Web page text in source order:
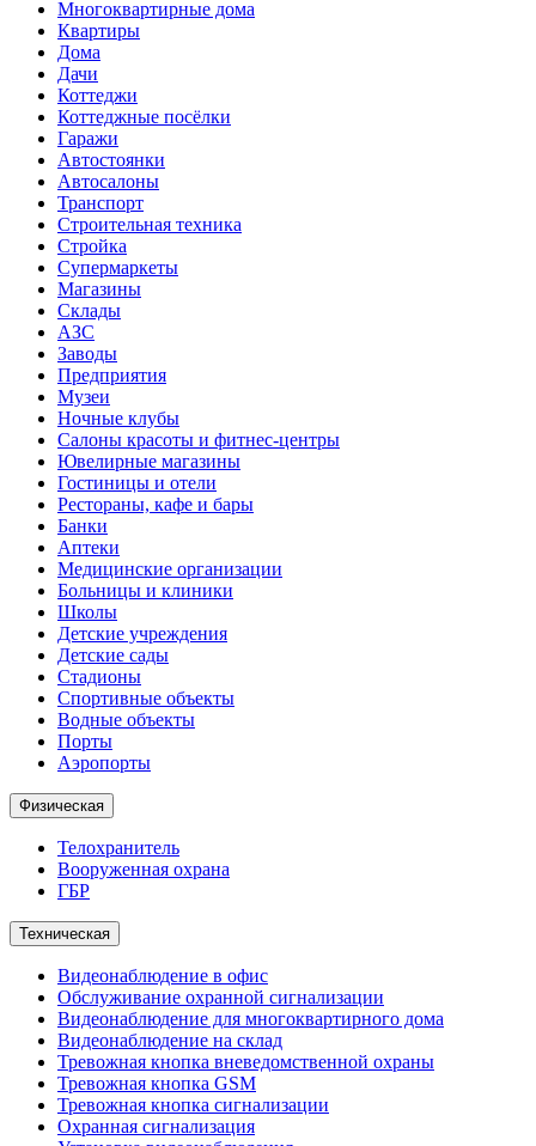
Многоквартирные дома
Квартиры
Дома
Дачи
Коттеджи
Коттеджные посёлки
Гаражи
Автостоянки
Автосалоны
Транспорт
Строительная техника
Стройка
Супермаркеты
Магазины
Склады
АЗС
Заводы
Предприятия
Музеи
Ночные клубы
Салоны красоты и фитнес-центры
Ювелирные магазины
Гостиницы и отели
Рестораны, кафе и бары
Банки
Аптеки
Медицинские организации
Больницы и клиники
Школы
Детские учреждения
Детские сады
Стадионы
Спортивные объекты
Водные объекты
Порты
Аэропорты
Физическая
Телохранитель
Вооруженная охрана
ГБР
Техническая
Видеонаблюдение в офис
Обслуживание охранной сигнализации
Видеонаблюдение для многоквартирного дома
Видеонаблюдение на склад
Тревожная кнопка вневедомственной охраны
Тревожная кнопка GSM
Тревожная кнопка сигнализации
Охранная сигнализация